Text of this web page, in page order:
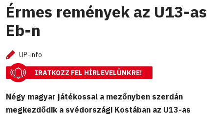
Érmes remények az U13-as
Eb-n
UP-info
IRATKOZZ FEL HÍRLEVELÜNKRE!
Négy magyar játékossal a mezőnyben szerdán
megkezdődik a svédországi Kostában az U13-as